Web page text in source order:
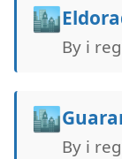
🏙️
By i
🏙️
By i